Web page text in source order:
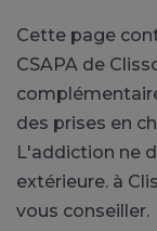
Cette page
CSAPA de
des prises en
L'addiction ne
extérieure. à
vous conseiller.